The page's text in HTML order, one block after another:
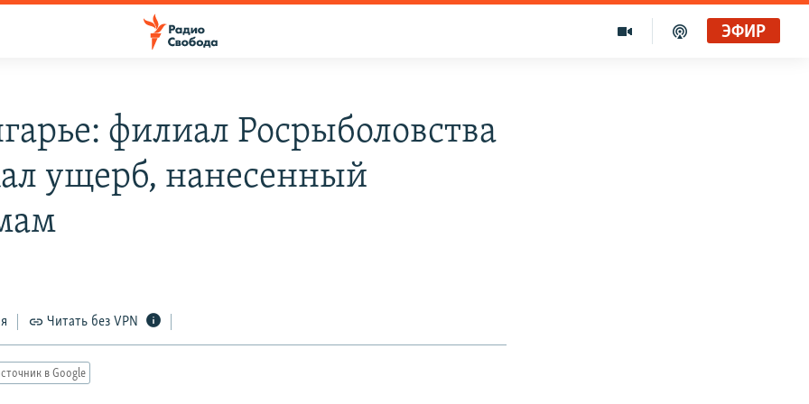
ЭФИР
филиал Росрыболовства
ущерб, нанесенный
Читать без VPN
в Google